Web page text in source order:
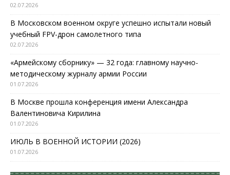
02.07.2026
В Московском военном округе успешно испытали новый
учебный FPV-дрон самолетного типа
02.07.2026
«Армейскому сборнику» — 32 года: главному научно-
методическому журналу армии России
01.07.2026
В Москве прошла конференция имени Александра
Валентиновича Кирилина
01.07.2026
ИЮЛЬ В ВОЕННОЙ ИСТОРИИ (2026)
01.07.2026